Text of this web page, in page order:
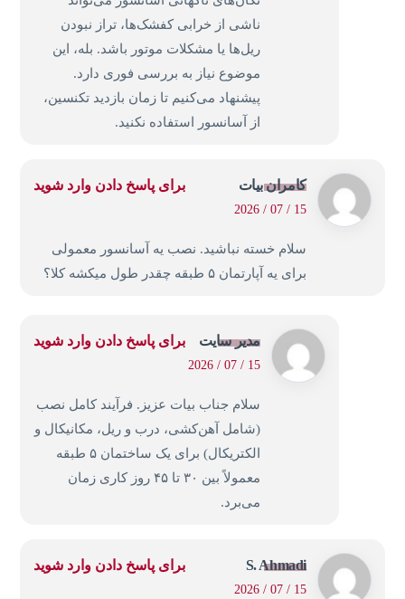
ناشی از خرابی کفشک‌ها، تراز نبودن
ریل‌ها یا مشکلات موتور باشد. بله، این
موضوع نیاز به بررسی فوری دارد.
پیشنهاد می‌کنیم تا زمان بازدید تکنسین،
از آسانسور استفاده نکنید.
کامران بیات
15 / 07 / 2026
سلام خسته نباشید. نصب یه آسانسور معمولی
برای یه آپارتمان ۵ طبقه چقدر طول میکشه کلا؟
برای پاسخ دادن وارد شوید
مدیر سایت
15 / 07 / 2026
سلام جناب بیات عزیز. فرآیند کامل نصب
(شامل آهن‌کشی، درب و ریل، مکانیکال و
الکتریکال) برای یک ساختمان ۵ طبقه
معمولاً بین ۳۰ تا ۴۵ روز کاری زمان
می‌برد.
برای پاسخ دادن وارد شوید
S. Ahmadi
15 / 07 / 2026
برای پاسخ دادن وارد شوید